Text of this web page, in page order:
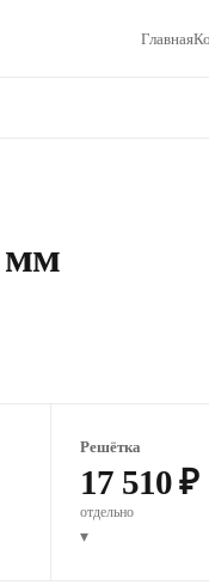
Главная
мм
Решётка
17 510 ₽
отдельно
▾